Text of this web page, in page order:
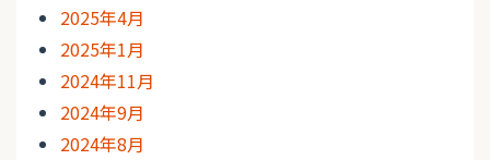
2025年4月
2025年1月
2024年11月
2024年9月
2024年8月